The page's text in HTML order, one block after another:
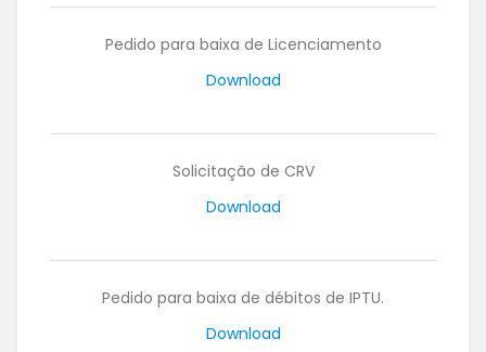
Pedido para baixa de Licenciamento
Download
Solicitação de CRV
Download
Pedido para baixa de débitos de IPTU.
Download